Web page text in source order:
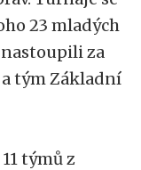
23 mladých
za
tým Základní
týmů z